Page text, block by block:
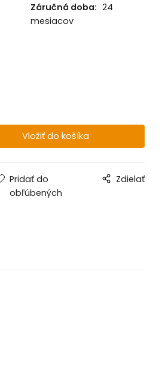
Záručná doba: 24
mesiacov
Pridať do
obľúbených
Zdielať